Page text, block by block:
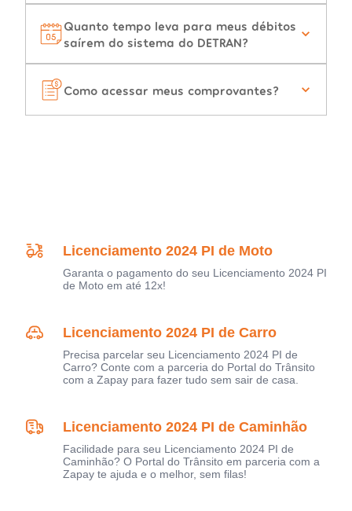
Quanto tempo leva para meus débitos
saírem do sistema do DETRAN?
Como acessar meus comprovantes?
Licenciamento 2024 PI de Moto
Garanta o pagamento do seu Licenciamento 2024 PI
de Moto em até 12x!
Licenciamento 2024 PI de Carro
Precisa parcelar seu Licenciamento 2024 PI de
Carro? Conte com a parceria do Portal do Trânsito
com a Zapay para fazer tudo sem sair de casa.
Licenciamento 2024 PI de Caminhão
Facilidade para seu Licenciamento 2024 PI de
Caminhão? O Portal do Trânsito em parceria com a
Zapay te ajuda e o melhor, sem filas!